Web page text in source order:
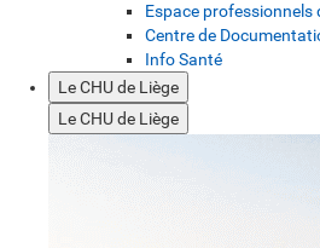
Espace professionnels
Centre de
Info Santé
Le CHU de Liège
Le CHU de Liège